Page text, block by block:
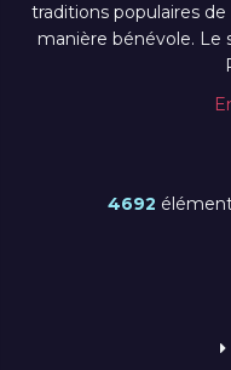
traditions populaires
manière bénévole. Le
4692